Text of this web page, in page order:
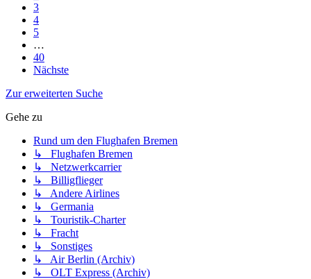
3
4
5
…
40
Nächste
Zur erweiterten Suche
Gehe zu
Rund um den Flughafen Bremen
↳ Flughafen Bremen
↳ Netzwerkcarrier
↳ Billigflieger
↳ Andere Airlines
↳ Germania
↳ Touristik-Charter
↳ Fracht
↳ Sonstiges
↳ Air Berlin (Archiv)
↳ OLT Express (Archiv)